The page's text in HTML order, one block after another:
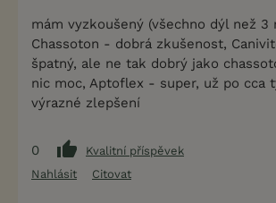
mám vyzkoušený (všechno dýl než 3
Chassoton - dobrá zkušenost,
špatný, ale ne tak dobrý jako
nic moc, Aptoflex - super, už po cca
výrazné zlepšení
0
Kvalitní příspěvek
Nahlásit
Citovat